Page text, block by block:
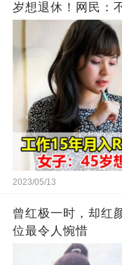
岁想退休！网民：
2023/05/13
曾红极一时，却红
位最令人惋惜